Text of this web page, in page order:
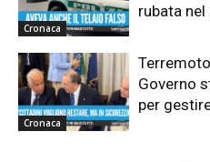
Cronaca
rubata nel
Cronaca
Governo
per